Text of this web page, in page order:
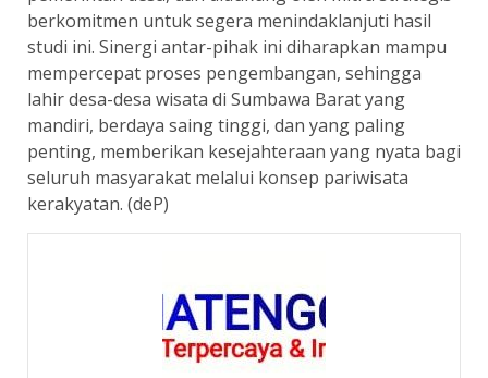
berkomitmen untuk segera menindaklanjuti hasil
studi ini. Sinergi antar-pihak ini diharapkan mampu
mempercepat proses pengembangan, sehingga
lahir desa-desa wisata di Sumbawa Barat yang
mandiri, berdaya saing tinggi, dan yang paling
penting, memberikan kesejahteraan yang nyata bagi
seluruh masyarakat melalui konsep pariwisata
kerakyatan. (deP)